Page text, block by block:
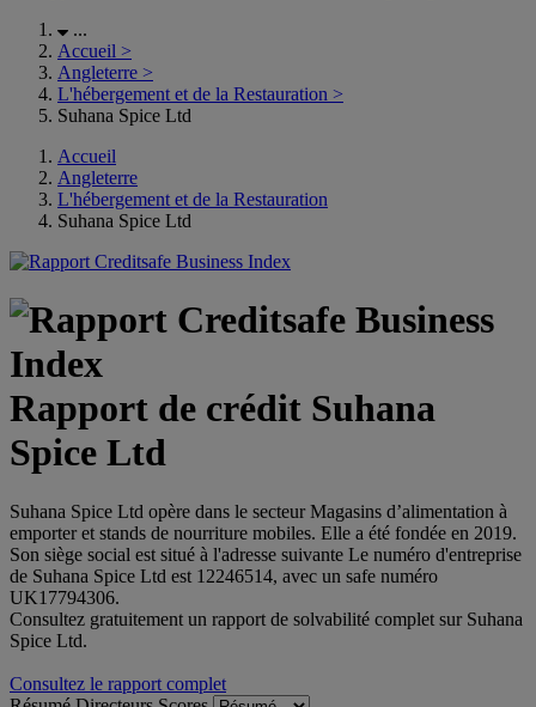
...
Accueil >
Angleterre >
L'hébergement et de la Restauration >
Suhana Spice Ltd
Accueil
Angleterre
L'hébergement et de la Restauration
Suhana Spice Ltd
Rapport de crédit Suhana
Spice Ltd
Suhana Spice Ltd opère dans le secteur Magasins d’alimentation à
emporter et stands de nourriture mobiles. Elle a été fondée en 2019.
Son siège social est situé à l'adresse suivante Le numéro d'entreprise
de Suhana Spice Ltd est 12246514, avec un safe numéro
UK17794306.
Consultez gratuitement un rapport de solvabilité complet sur Suhana
Spice Ltd.
Consultez le rapport complet